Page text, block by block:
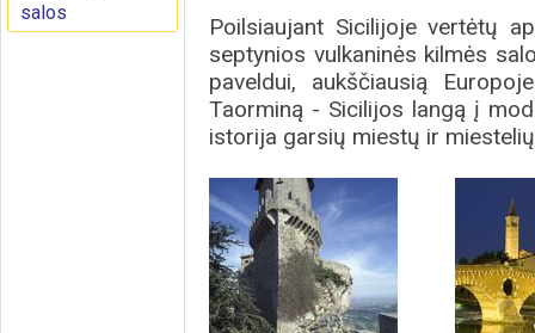
salos
Poilsiaujant Sicilijoje vertėtų
septynios vulkaninės kilmės
paveldui, aukščiausią
Taorminą - Sicilijos langą į
istorija garsių miestų ir